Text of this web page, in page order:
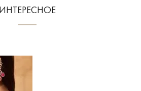
ИНТЕРЕСНОЕ